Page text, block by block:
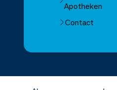
Apotheken
Contact